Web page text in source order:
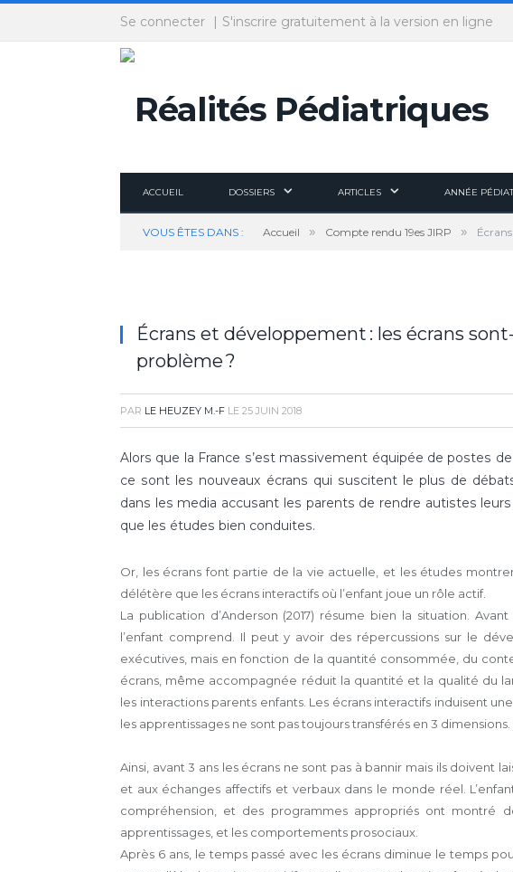
Panneau de gestion des cookies
Se connecter S'inscrire gratuitement à la version en ligne
ACCUEIL DOSSIERS ARTICLES ANNÉE
VOUS ÊTES DANS : Accueil » Compte rendu 19es JIRP »
Écrans et développement : les écrans
problème ?
PAR LE HEUZEY M.-F LE 25 JUIN 2018
Alors que la France s’est massivement équipée de postes
ce sont les nouveaux écrans qui suscitent le plus de
dans les media accusant les parents de rendre autistes
que les études bien conduites.
Or, les écrans font partie de la vie actuelle, et les études
délétère que les écrans interactifs où l’enfant joue un rôle actif.
La publication d’Anderson (2017) résume bien la situation.
l’enfant comprend. Il peut y avoir des répercussions sur le
exécutives, mais en fonction de la quantité consommée, du
écrans, même accompagnée réduit la quantité et la qualité du
les interactions parents enfants. Les écrans interactifs induisent
les apprentissages ne sont pas toujours transférés en 3 dimensions.
Ainsi, avant 3 ans les écrans ne sont pas à bannir mais ils doivent
et aux échanges affectifs et verbaux dans le monde réel.
compréhension, et des programmes appropriés ont montré
apprentissages, et les comportements prosociaux.
Après 6 ans, le temps passé avec les écrans diminue le temps